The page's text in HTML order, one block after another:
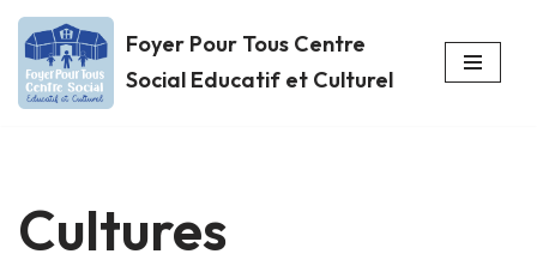
Aller
au
Foyer Pour Tous Centre
Social Educatif et Culturel
Cultures